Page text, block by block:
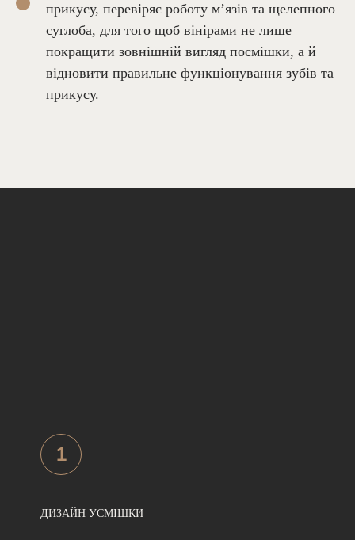
прикусу, перевіряє роботу м’язів та щелепного
суглоба, для того щоб вінірами не лише
покращити зовнішній вигляд посмішки, а й
відновити правильне функціонування зубів та
прикусу.
1
ДИЗАЙН УСМІШКИ